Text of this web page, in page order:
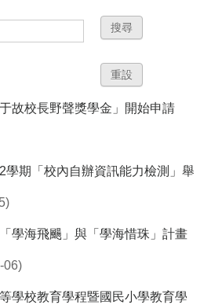
故校長野聲獎學金」開始申請
學期「校內自辦資訊能力檢測」舉
學海飛颺」與「學海惜珠」計畫
06)
學校教育學程暨國民小學教育學